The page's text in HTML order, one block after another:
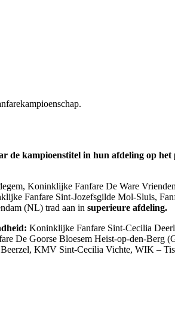
de kampioenstitel in hun afdeling op
Koninklijke Fanfare De Ware
Fanfare Sint-Jozefsgilde Mol-Sluis,
(NL) trad aan in superieure afdeling.
Koninklijke Fanfare Sint-Cecilia
De Goorse Bloesem Heist-op-den-Berg
KMV Sint-Cecilia Vichte, WIK –